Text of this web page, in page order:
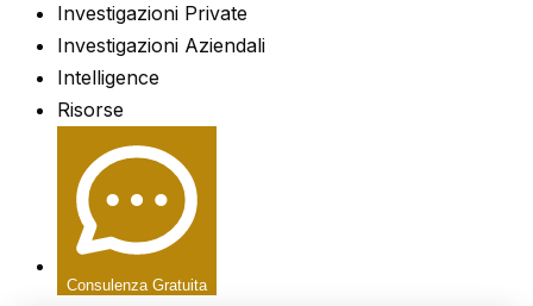
Investigazioni Private
Investigazioni Aziendali
Intelligence
Risorse
Consulenza Gratuita